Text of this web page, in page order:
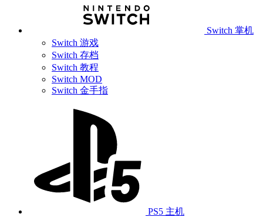
Switch 掌机
Switch 游戏
Switch 存档
Switch 教程
Switch MOD
Switch 金手指
PS5 主机